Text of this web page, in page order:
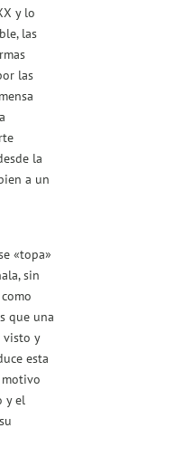
y lo
las
las
la
a un
«topa»
sin
que una
visto y
esta
y el